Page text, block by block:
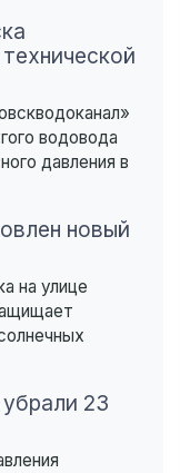
водовода
давления в
новый
на улице
23